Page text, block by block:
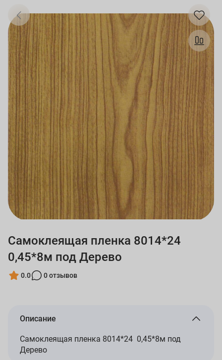
Самоклеящая пленка 8014*24
0,45*8м под Дерево
0.0 0 отзывов
Описание
Самоклеящая пленка 8014*24 0,45*8м под
Дерево